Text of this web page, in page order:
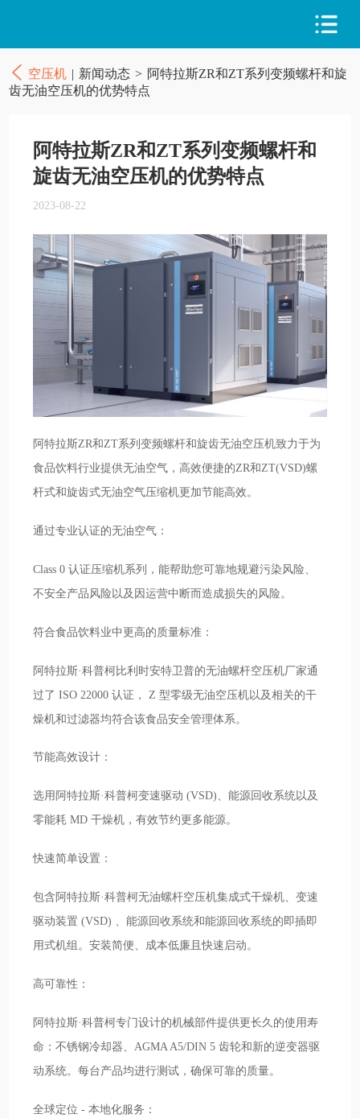
空压机 | 新闻动态 > 阿特拉斯ZR和ZT系列变频螺杆和旋
齿无油空压机的优势特点
阿特拉斯ZR和ZT系列变频螺杆和
旋齿无油空压机的优势特点
2023-08-22
阿特拉斯ZR和ZT系列变频螺杆和旋齿无油空压机致力于为
食品饮料行业提供无油空气，高效便捷的ZR和ZT(VSD)螺
杆式和旋齿式无油空气压缩机更加节能高效。
通过专业认证的无油空气：
Class 0 认证压缩机系列，能帮助您可靠地规避污染风险、
不安全产品风险以及因运营中断而造成损失的风险。
符合食品饮料业中更高的质量标准：
阿特拉斯·科普柯比利时安特卫普的无油螺杆空压机厂家通
过了 ISO 22000 认证， Z 型零级无油空压机以及相关的干
燥机和过滤器均符合该食品安全管理体系。
节能高效设计：
选用阿特拉斯·科普柯变速驱动 (VSD)、能源回收系统以及
零能耗 MD 干燥机，有效节约更多能源。
快速简单设置：
包含阿特拉斯·科普柯无油螺杆空压机集成式干燥机、变速
驱动装置 (VSD) 、能源回收系统和能源回收系统的即插即
用式机组。安装简便、成本低廉且快速启动。
高可靠性：
阿特拉斯·科普柯专门设计的机械部件提供更长久的使用寿
命：不锈钢冷却器、AGMA A5/DIN 5 齿轮和新的逆变器驱
动系统。每台产品均进行测试，确保可靠的质量。
全球定位 - 本地化服务：